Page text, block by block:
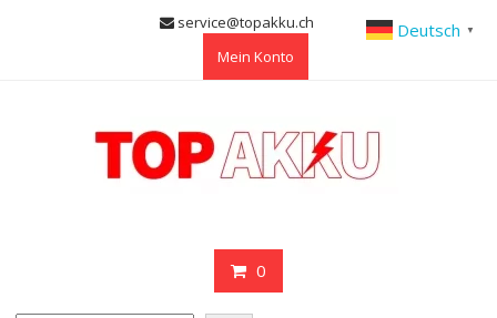
service@topakku.ch
Mein Konto
0
Deutsch ▼